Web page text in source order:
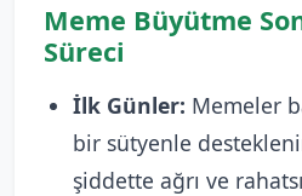
Meme Büyütme
Süreci
İlk Günler: Memeler
bir sütyenle
şiddette ağrı ve